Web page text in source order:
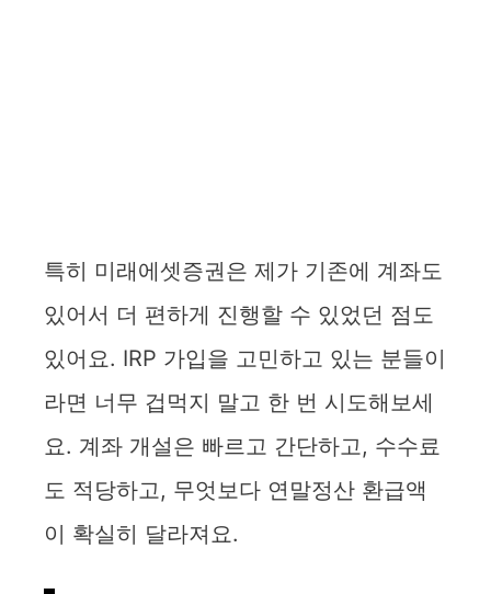
특히 미래에셋증권은 제가 기존에 계좌도
있어서 더 편하게 진행할 수 있었던 점도
있어요. IRP 가입을 고민하고 있는 분들이
라면 너무 겁먹지 말고 한 번 시도해보세
요. 계좌 개설은 빠르고 간단하고, 수수료
도 적당하고, 무엇보다 연말정산 환급액
이 확실히 달라져요.